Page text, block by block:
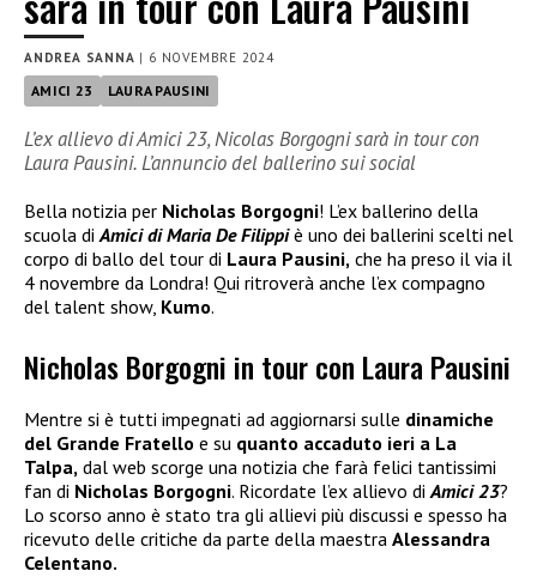
ANDREA SANNA | 6 NOVEMBRE 2024
AMICI 23 LAURA PAUSINI
L’ex allievo di Amici 23, Nicolas Borgogni sarà in tour con
Laura Pausini. L’annuncio del ballerino sui social
Bella notizia per Nicholas Borgogni! L’ex ballerino della
scuola di Amici di Maria De Filippiè uno dei ballerini scelti nel
corpo di ballo del tour di Laura Pausini, che ha preso il via il
4 novembre da Londra! Qui ritroverà anche l’ex compagno
del talent show, Kumo.
Nicholas Borgogni in tour con Laura Pausini
Mentre si è tutti impegnati ad aggiornarsi sulle dinamiche
del Grande Fratello e su quanto accaduto ieri a La
Talpa, dal web scorge una notizia che farà felici tantissimi
fan di Nicholas Borgogni. Ricordate l’ex allievo diAmici 23?
Lo scorso anno è stato tra gli allievi più discussi e spesso ha
ricevuto delle critiche da parte della maestra Alessandra
Celentano.